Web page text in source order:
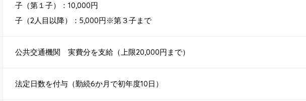
子（第１子）：10,000円
子（2人目以降）：5,000円※第３子まで
公共交通機関 実費分を支給（上限20,000円まで）
法定日数を付与（勤続6か月で初年度10日）